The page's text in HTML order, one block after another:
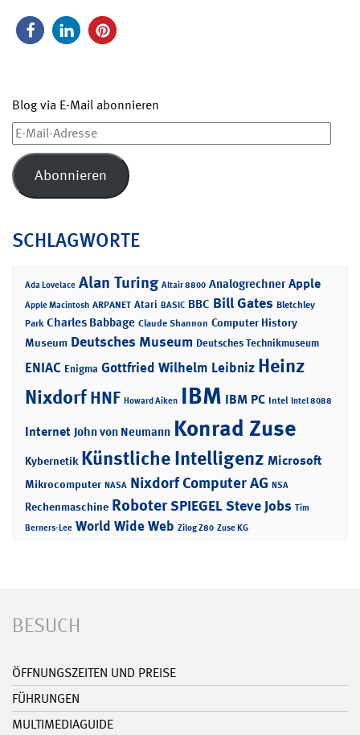
Blog via E-Mail abonnieren
E-
Mail-
Adresse
Abonnieren
SCHLAGWORTE
Ada Lovelace Alan Turing Altair 8800 Analogrechner Apple
Apple Macintosh ARPANET Atari BASIC BBC Bill Gates Bletchley
Park Charles Babbage Claude Shannon Computer History
Museum Deutsches Museum Deutsches Technikmuseum
ENIAC Enigma Gottfried Wilhelm Leibniz Heinz
NixdorfHNF Howard Aiken IBM IBM PC Intel Intel 8088
Internet John von Neumann Konrad Zuse
Kybernetik Künstliche Intelligenz Microsoft
Mikrocomputer NASA Nixdorf Computer AG NSA
Rechenmaschine RoboterSPIEGELSteve Jobs Tim
Berners-Lee World Wide Web Zilog Z80 Zuse KG
BESUCH
ÖFFNUNGSZEITEN UND PREISE
FÜHRUNGEN
MULTIMEDIAGUIDE